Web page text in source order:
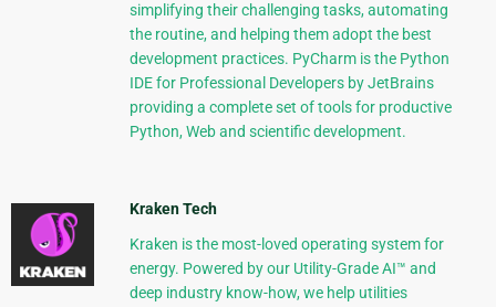
simplifying their challenging tasks, automating
the routine, and helping them adopt the best
development practices. PyCharm is the Python
IDE for Professional Developers by JetBrains
providing a complete set of tools for productive
Python, Web and scientific development.
Kraken Tech
Kraken is the most-loved operating system for
energy. Powered by our Utility-Grade AI™ and
deep industry know-how, we help utilities